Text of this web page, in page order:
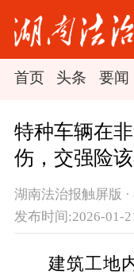
首页 头条 要闻
特种车辆在
伤，交强险
湖南法治报触屏版 ·
发布时间:2026-01-
建筑工地